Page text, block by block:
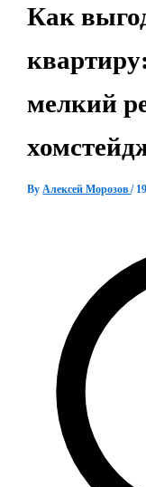
Как
мелкий
ByАлексей Морозов/